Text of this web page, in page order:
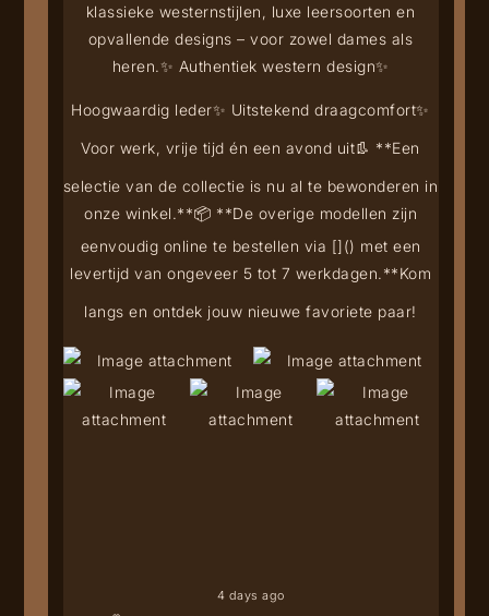
klassieke westernstijlen, luxe leersoorten en
opvallende designs – voor zowel dames als
heren.✨ Authentiek western design✨
Hoogwaardig leder✨ Uitstekend draagcomfort✨
Voor werk, vrije tijd én een avond uit👢 **Een
selectie van de collectie is nu al te bewonderen in
onze winkel.**📦 **De overige modellen zijn
eenvoudig online te bestellen via []() met een
levertijd van ongeveer 5 tot 7 werkdagen.**Kom
langs en ontdek jouw nieuwe favoriete paar!
4 days ago